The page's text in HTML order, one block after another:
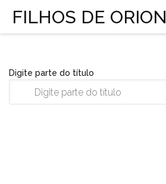
Digite parte do título
FILHOS DE ORION